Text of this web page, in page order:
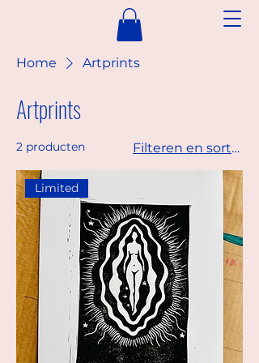
Home Artprints
Artprints
2 producten Filteren en sorteren
Limited